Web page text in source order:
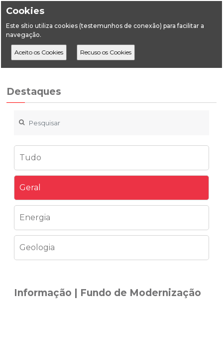
Cookies
Este sítio utiliza cookies (testemunhos de conexão) para facilitar a
navegação.
HomeDestaques Geral Informação | Fundo de Modernização
Destaques
Tudo
Geral
Energia
Geologia
Informação | Fundo de Modernização